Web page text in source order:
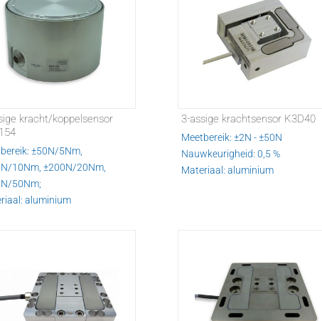
kracht/koppelsensor
±50N/5Nm,
10Nm, ±200N/20Nm,
50Nm;
aluminium
3-assige krachtsensor K3D40
Meetbereik: ±2N - ±50N
Nauwkeurigheid: 0,5 %
Materiaal: aluminium